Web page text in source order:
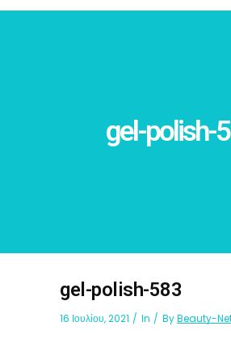
gel-polish-
gel-polish-583
16 Ιουλίου, 2021 In ByBeauty-